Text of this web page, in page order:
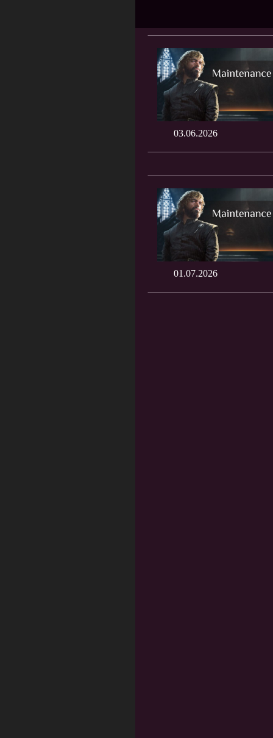
03.06.2026
01.07.2026